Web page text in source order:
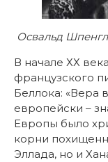
Освальд
В начале ХХ
французского
Беллока: «Вера
европейски –
Европы было
корни
Эллада, но и